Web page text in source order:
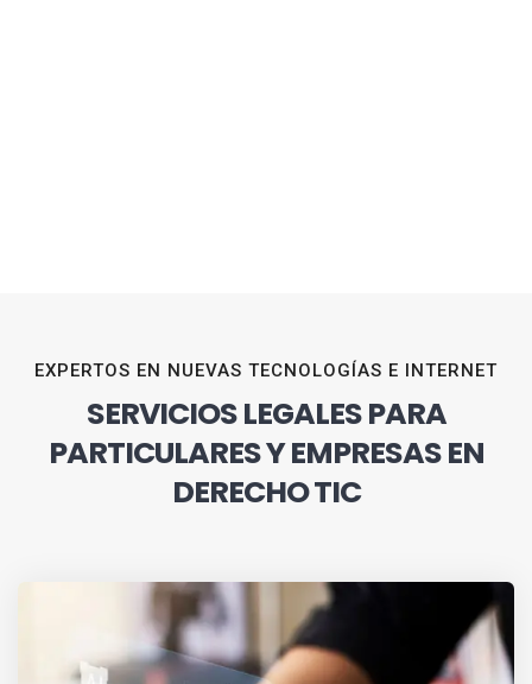
EXPERTOS EN NUEVAS TECNOLOGÍAS E INTERNET
SERVICIOS LEGALES PARA
PARTICULARES Y EMPRESAS EN
DERECHO TIC